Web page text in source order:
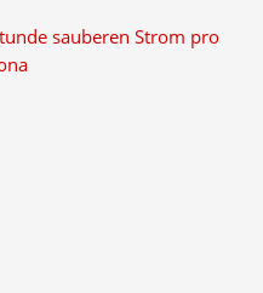
sauberen Strom pro